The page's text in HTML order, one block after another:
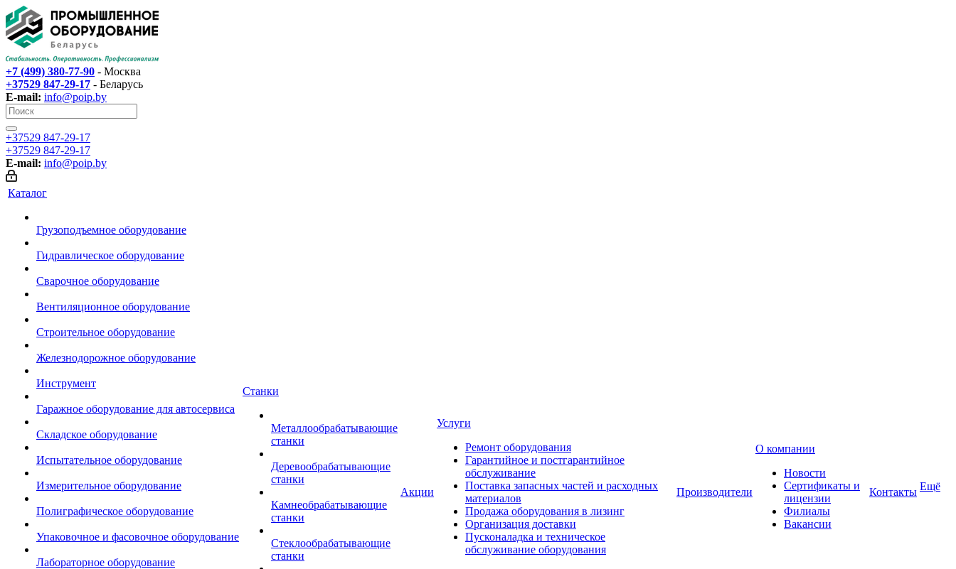
+7 (499) 380-77-90 - Москва
+37529 847-29-17‬ - Беларусь
E-mail: info@poip.by
+37529 847-29-17‬
+37529 847-29-17‬
E-mail: info@poip.by
Каталог
Грузоподъемное оборудование
Гидравлическое оборудование
Сварочное оборудование
Вентиляционное оборудование
Строительное оборудование
Железнодорожное оборудование
Инструмент
Гаражное оборудование для автосервиса
Складское оборудование
Испытательное оборудование
Измерительное оборудование
Полиграфическое оборудование
Упаковочное и фасовочное оборудование
Лабораторное оборудование
Станки
Металлообрабатывающие
станки
Деревообрабатывающие
станки
Камнеобрабатывающие
станки
Стеклообрабатывающие
станки
Акции
Услуги
Ремонт оборудования
Гарантийное и постгарантийное
обслуживание
Поставка запасных частей и расходных
материалов
Продажа оборудования в лизинг
Организация доставки
Пусконаладка и техническое
обслуживание оборудования
Производители
О компании
Новости
Сертификаты и
лицензии
Филиалы
Вакансии
Контакты Ещё